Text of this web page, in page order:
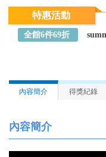
特惠活動
全館6件69折
內容簡介 得獎紀錄
內容簡介